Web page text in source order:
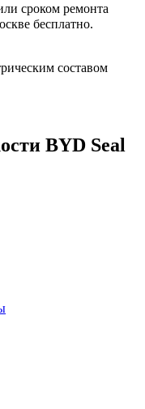
сроком ремонта
бесплатно.
составом
BYD Seal